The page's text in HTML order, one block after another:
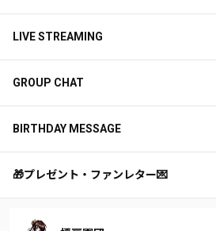
LIVE STREAMING
GROUP CHAT
BIRTHDAY MESSAGE
🎁プレゼント・ファンレター💌